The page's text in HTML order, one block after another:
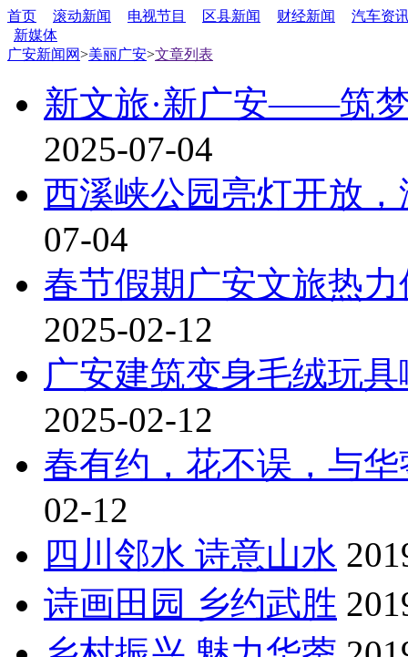
首页 滚动新闻 电视节目 区县新闻 财经新闻
汽车资
新媒体
广安新闻网>美丽广安>文章列表
新文旅·新广安——筑
2025-07-04
西溪峡公园亮灯开放
07-04
春节假期广安文旅热
2025-02-12
广安建筑变身毛绒玩
2025-02-12
春有约，花不误，与
02-12
四川邻水 诗意山水
诗画田园 乡约武胜